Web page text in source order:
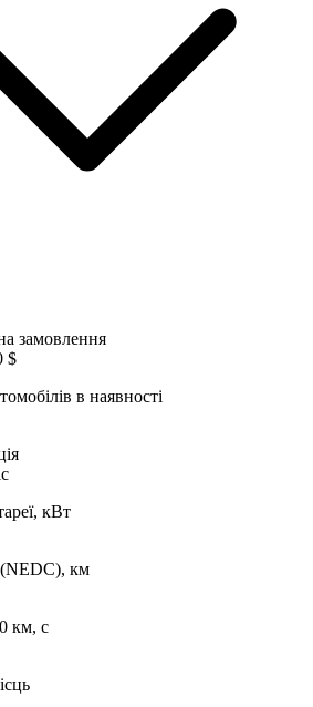
замовлення
$
в наявності
кВт
(NEDC), км
км, с